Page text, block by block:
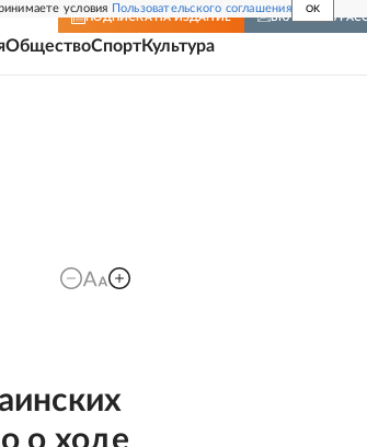
условия Пользовательского соглашения OK
ПОДПИСКА НА ИЗДАНИЕ ВКЛЮЧИТЬ
ОбществоСпортКультура
о ходе